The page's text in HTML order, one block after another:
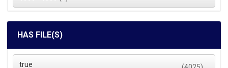
HAS FILE(S)
true